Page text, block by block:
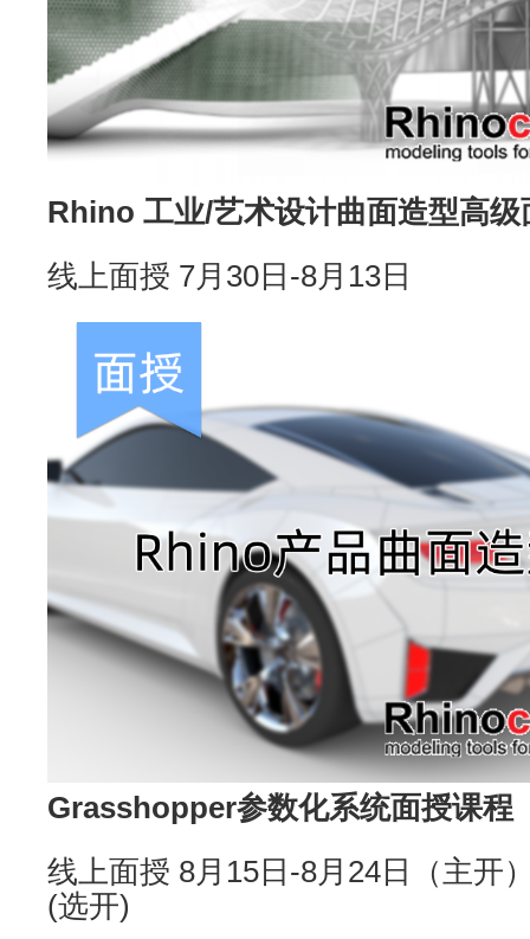
Rhino 工业/艺术设计曲面造型高级
线上面授 7月30日-8月13日
Grasshopper参数化系统面授课程
线上面授 8月15日-8月24日（主开
(选开)